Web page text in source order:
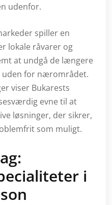
udenfor.
spiller en
lokale råvarer og
at undgå de længere
for nærområdet.
viser Bukarests
evne til at
løsninger, der sikrer,
som muligt.
i